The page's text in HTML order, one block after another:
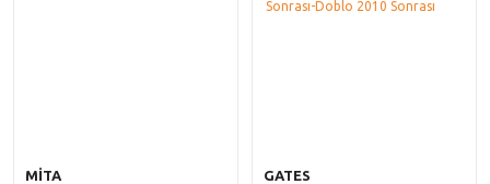
MİTA GATES